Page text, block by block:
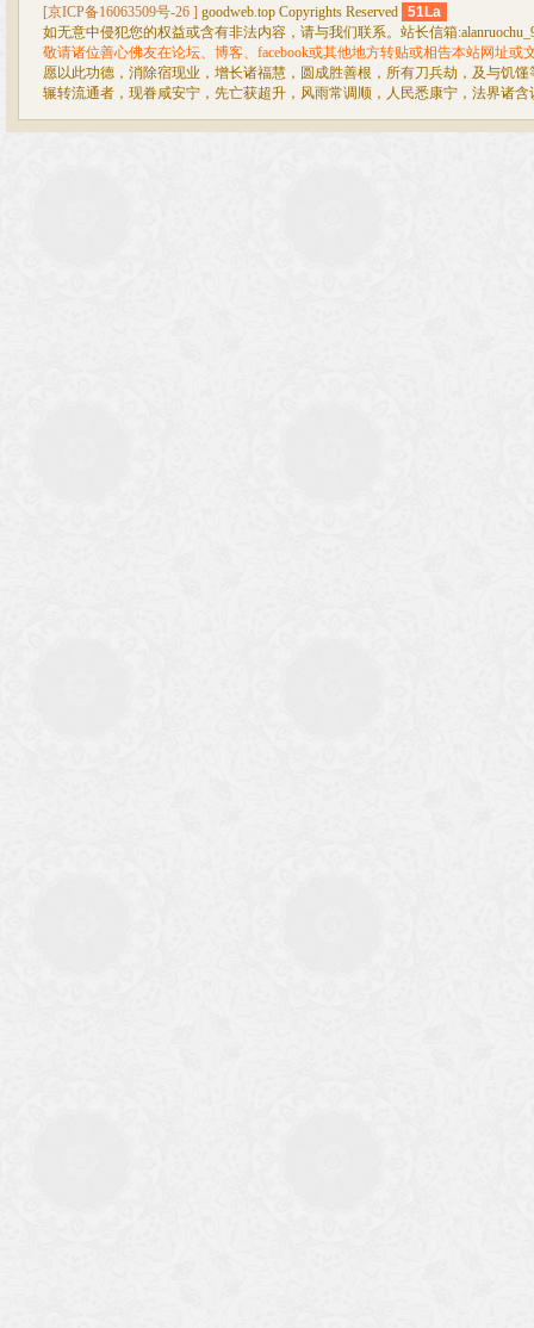
[京ICP备16063509号-26 ] goodweb.top Copyrights Reserved 51La
如无意中侵犯您的权益或含有非法内容，请与我们联系。站长信箱
敬请诸位善心佛友在论坛、博客、facebook或其他地方转贴或相告本站网址或
愿以此功德，消除宿现业，增长诸福慧，圆成胜善根，所有刀兵劫，及与饥
辗转流通者，现眷咸安宁，先亡获超升，风雨常调顺，人民悉康宁，法界诸含